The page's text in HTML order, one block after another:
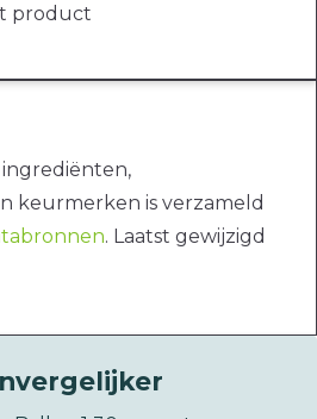
product
keurmerken is verzameld
. Laatst gewijzigd